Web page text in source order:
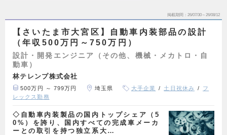
掲載期間 26/07/30～26/08/12
【さいたま市大宮区】自動車内装部品の設計
（年収500万円～750万円）
設計・開発エンジニア（その他、機械・メカトロ・自
動車）
林テレンプ株式会社
500万円 ～ 799万円 埼玉県 大手企業 土日祝休み
フ
レックス勤務
◇自動車内装製品の国内トップシェア（5
0%）を誇り、国内すべての完成車メーカ
ーとの取引を持つ独立系大…